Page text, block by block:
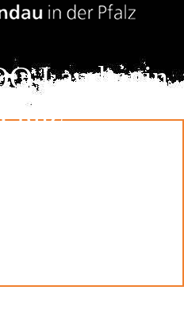
Landau in